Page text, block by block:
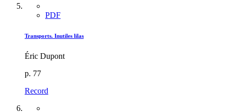
PDF
Transports. Inutiles lilas
Éric Dupont
p. 77
Record